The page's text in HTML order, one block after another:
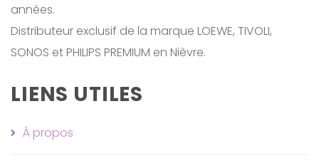
années.
Distributeur exclusif de la marque LOEWE, TIVOLI,
SONOS et PHILIPS PREMIUM en Nièvre.
LIENS UTILES
À propos